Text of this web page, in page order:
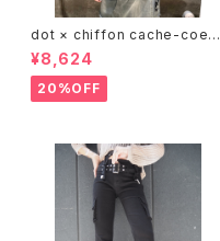
dot × chiffon cache-coeur
V-neck design tops トップス
カシュクール ドット 水玉 シフォ
ン 白黒 シースルー
¥8,624
20%OFF